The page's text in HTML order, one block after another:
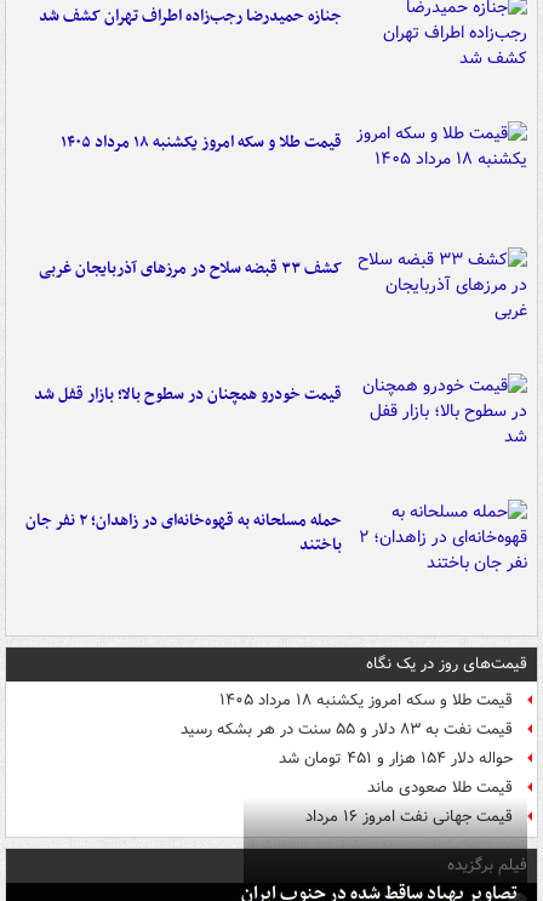
جنازه حمیدرضا رجب‌زاده اطراف تهران کشف شد
قیمت طلا و سکه امروز یکشنبه ۱۸ مرداد ۱۴۰۵
کشف ۳۳ قبضه سلاح در مرزهای آذربایجان غربی
قیمت خودرو همچنان در سطوح بالا؛ بازار قفل شد
حمله مسلحانه به قهوه‌خانه‌ای در زاهدان؛ ۲ نفر جان
باختند
قیمت‌های روز در یک نگاه
قیمت طلا و سکه امروز یکشنبه ۱۸ مرداد ۱۴۰۵
قیمت نفت به ۸۳ دلار و ۵۵ سنت در هر بشکه رسید
حواله دلار ۱۵۴ هزار و ۴۵۱ تومان شد
قیمت طلا صعودی ماند
قیمت جهانی نفت امروز ۱۶ مرداد
فیلم برگزیده
تصاویر پهپاد ساقط شده در جنوب ایران